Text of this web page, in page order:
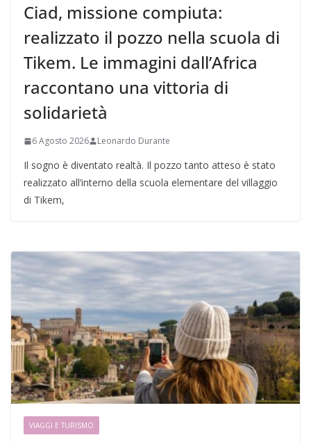
Ciad, missione compiuta:
realizzato il pozzo nella scuola di
Tikem. Le immagini dall’Africa
raccontano una vittoria di
solidarietà
6 Agosto 2026 Leonardo Durante
Il sogno è diventato realtà. Il pozzo tanto atteso è stato
realizzato all’interno della scuola elementare del villaggio
di Tikem,
VIAGGI E TURISMO